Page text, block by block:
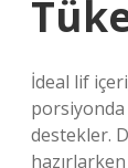
İdeal lif
destekler.